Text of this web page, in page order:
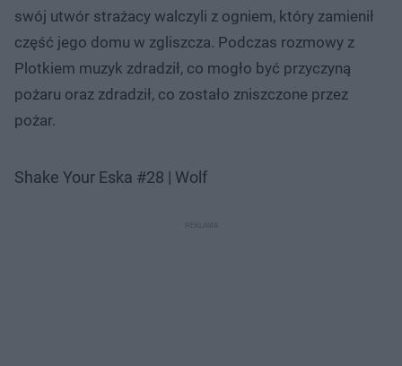
swój utwór strażacy walczyli z ogniem, który zamienił
część jego domu w zgliszcza. Podczas rozmowy z
Plotkiem muzyk zdradził, co mogło być przyczyną
pożaru oraz zdradził, co zostało zniszczone przez
pożar.
Shake Your Eska #28 | Wolf